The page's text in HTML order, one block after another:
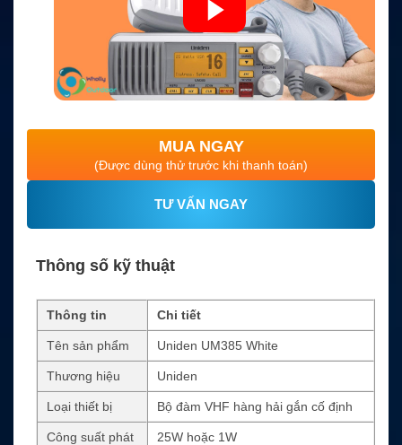
MUA NGAY
(Được dùng thử trước khi thanh toán)
TƯ VẤN NGAY
Thông số kỹ thuật
Thông tin Chi tiết
Tên sản phẩm Uniden UM385 White
Thương hiệu Uniden
Loại thiết bị Bộ đàm VHF hàng hải gắn cố định
Công suất phát 25W hoặc 1W